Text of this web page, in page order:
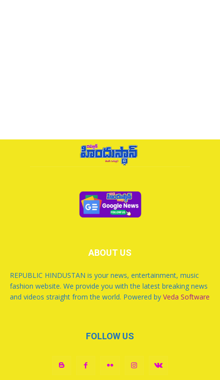
ABOUT US
REPUBLIC HINDUSTAN is your news, entertainment, music
fashion website. We provide you with the latest breaking news
and videos straight from the world. Powered by Veda Software
FOLLOW US